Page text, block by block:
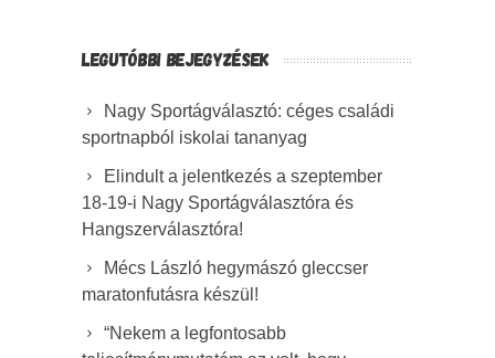
LEGUTÓBBI BEJEGYZÉSEK
Nagy Sportágválasztó: céges családi
sportnapból iskolai tananyag
Elindult a jelentkezés a szeptember
18-19-i Nagy Sportágválasztóra és
Hangszerválasztóra!
Mécs László hegymászó gleccser
maratonfutásra készül!
“Nekem a legfontosabb